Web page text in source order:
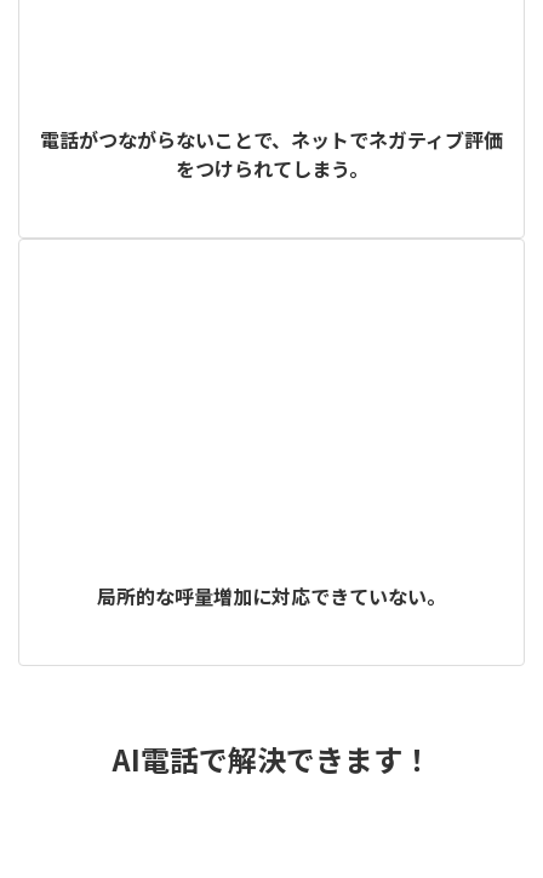
電話がつながらないことで、ネットでネガティブ評価
をつけられてしまう。
局所的な呼量増加に対応できていない。
AI電話で解決できます！